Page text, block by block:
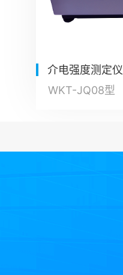
介电强度测定仪
WKT-JQ08型